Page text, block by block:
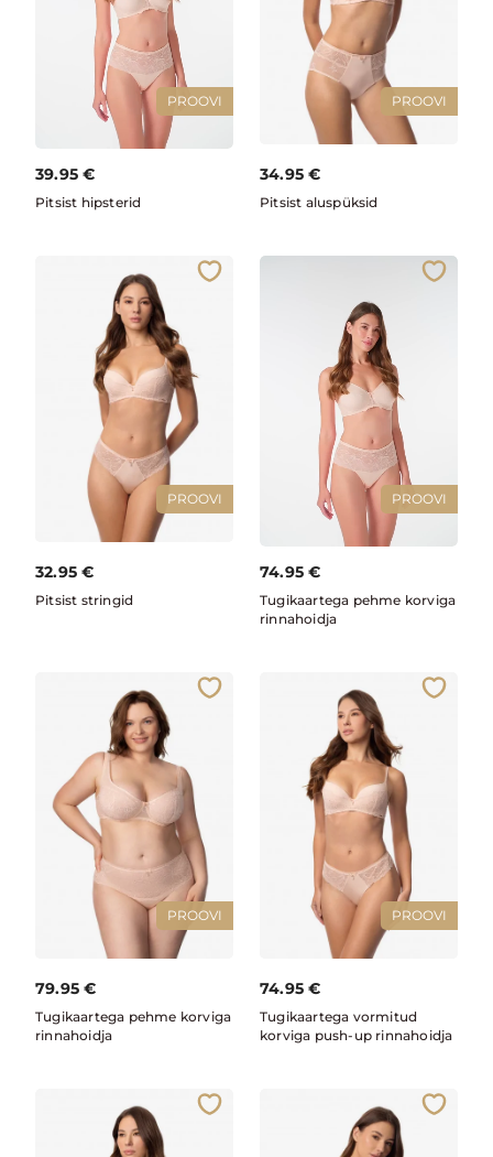
PROOVI
39.95 €
Pitsist hipsterid
PROOVI
34.95 €
Pitsist aluspüksid
PROOVI
32.95 €
Pitsist stringid
PROOVI
74.95 €
Tugikaartega pehme korviga
rinnahoidja
PROOVI
79.95 €
Tugikaartega pehme korviga
rinnahoidja
PROOVI
74.95 €
Tugikaartega vormitud
korviga push-up rinnahoidja